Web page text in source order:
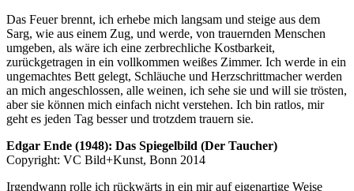
Das Feuer brennt, ich erhebe mich langsam und steige aus dem
Sarg, wie aus einem Zug, und werde, von trauernden Menschen
umgeben, als wäre ich eine zerbrechliche Kostbarkeit,
zurückgetragen in ein vollkommen weißes Zimmer. Ich werde in ein
ungemachtes Bett gelegt, Schläuche und Herzschrittmacher werden
an mich angeschlossen, alle weinen, ich sehe sie und will sie trösten,
aber sie können mich einfach nicht verstehen. Ich bin ratlos, mir
geht es jeden Tag besser und trotzdem trauern sie.
Edgar Ende (1948): Das Spiegelbild (Der Taucher)
Copyright: VC Bild+Kunst, Bonn 2014
Irgendwann rolle ich rückwärts in ein mir auf eigenartige Weise